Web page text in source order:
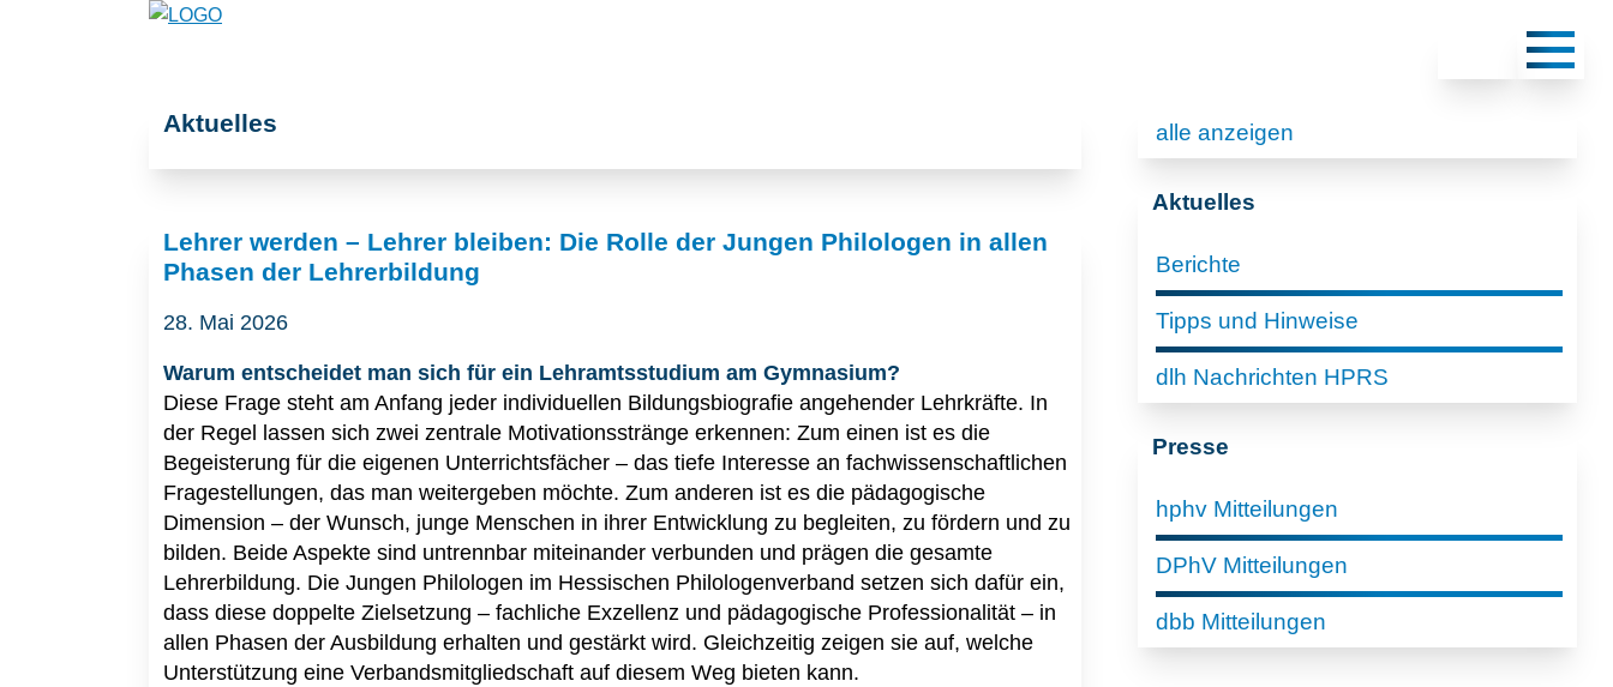
Aktuelles
Lehrer werden – Lehrer bleiben: Die Rolle der Jungen Philologen in allen
Phasen der Lehrerbildung
28. Mai 2026
Warum entscheidet man sich für ein Lehramtsstudium am Gymnasium?
Diese Frage steht am Anfang jeder individuellen Bildungsbiografie angehender Lehrkräfte. In
der Regel lassen sich zwei zentrale Motivationsstränge erkennen: Zum einen ist es die
Begeisterung für die eigenen Unterrichtsfächer – das tiefe Interesse an fachwissenschaftlichen
Fragestellungen, das man weitergeben möchte. Zum anderen ist es die pädagogische
Dimension – der Wunsch, junge Menschen in ihrer Entwicklung zu begleiten, zu fördern und zu
bilden. Beide Aspekte sind untrennbar miteinander verbunden und prägen die gesamte
Lehrerbildung. Die Jungen Philologen im Hessischen Philologenverband setzen sich dafür ein,
dass diese doppelte Zielsetzung – fachliche Exzellenz und pädagogische Professionalität – in
allen Phasen der Ausbildung erhalten und gestärkt wird. Gleichzeitig zeigen sie auf, welche
Unterstützung eine Verbandsmitgliedschaft auf diesem Weg bieten kann.
alle anzeigen
Aktuelles
Berichte
Tipps und Hinweise
dlh Nachrichten HPRS
Presse
hphv Mitteilungen
DPhV Mitteilungen
dbb Mitteilungen